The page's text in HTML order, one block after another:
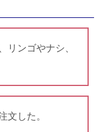
リンゴやナシ、
文した。